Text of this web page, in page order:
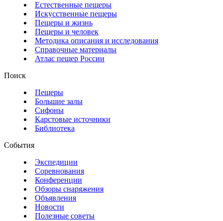
Естественные пещеры
Искусственные пещеры
Пещеры и жизнь
Пещеры и человек
Методика описания и исследования
Справочные материалы
Атлас пещер России
Поиск
Пещеры
Большие залы
Сифоны
Карстовые источники
Библиотека
События
Экспедиции
Соревнования
Конференции
Обзоры снаряжения
Объявления
Новости
Полезные советы